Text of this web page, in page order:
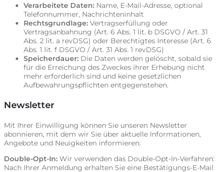
Verarbeitete Daten: Name, E-Mail-Adresse, optional
Telefonnummer, Nachrichteninhalt
Rechtsgrundlage: Vertragserfüllung oder
Vertragsanbahnung (Art. 6 Abs. 1 lit. b DSGVO / Art. 31
Abs. 2 lit. a revDSG) oder Berechtigtes Interesse (Art. 6
Abs. 1 lit. f DSGVO / Art. 31 Abs. 1 revDSG)
Speicherdauer: Die Daten werden gelöscht, sobald sie
für die Erreichung des Zweckes ihrer Erhebung nicht
mehr erforderlich sind und keine gesetzlichen
Aufbewahrungspflichten entgegenstehen.
Newsletter
Mit Ihrer Einwilligung können Sie unseren Newsletter
abonnieren, mit dem wir Sie über aktuelle Informationen,
Angebote und Neuigkeiten informieren.
Double-Opt-In: Wir verwenden das Double-Opt-In-Verfahren:
Nach Ihrer Anmeldung erhalten Sie eine Bestätigungs-E-Mail